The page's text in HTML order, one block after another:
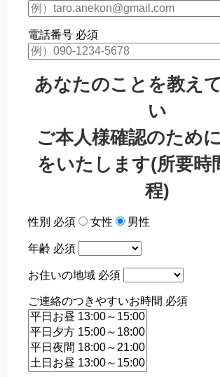
電話番号 必須
あなたのことを教え
い
ご本人様確認のため
をいたします(所要時
程)
性別 必須 女性 男性
年齢 必須
お住いの地域 必須
ご連絡のつきやすいお時間 必須